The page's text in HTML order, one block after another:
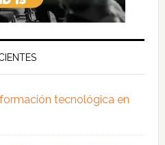
tecnológica en